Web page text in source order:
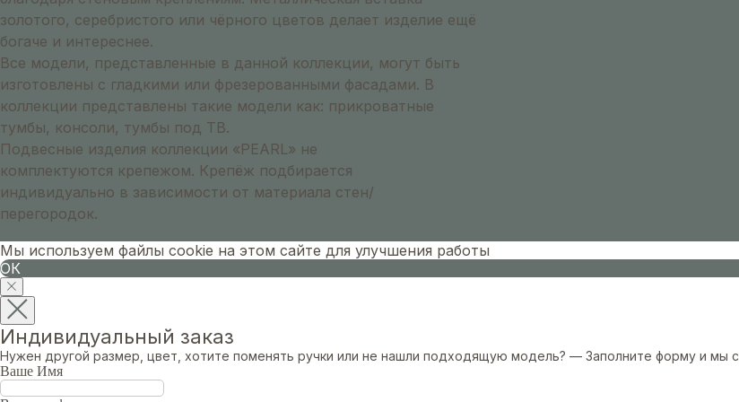
золотого, серебристого или чёрного цветов делает изделие ещё
богаче и интереснее.
Все модели, представленные в данной коллекции, могут быть
изготовлены с гладкими или фрезерованными фасадами. В
коллекции представлены такие модели как: прикроватные
тумбы, консоли, тумбы под ТВ.
Подвесные изделия коллекции «PEARL» не
комплектуются крепежом. Крепёж подбирается
индивидуально в зависимости от материала стен/
перегородок.
Мы используем файлы cookie на этом сайте для улучшения работы
ОК
Индивидуальный заказ
Нужен другой размер, цвет, хотите поменять ручки или не нашли подходящую модель? — Заполните форму и мы
Ваше Имя